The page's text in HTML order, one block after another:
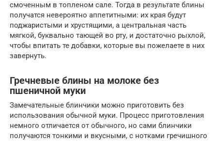
смоченным в топленом сале. Тогда в результате блины
получатся невероятно аппетитными: их края будут
поджаристыми и хрустящими, а центральная часть
мягкой, буквально тающей во рту, и достаточно рыхлой,
чтобы впитать те добавки, которые вы пожелаете в них
завернуть.
Гречневые блины на молоке без
пшеничной муки
Замечательные блинчики можно приготовить без
использования обычной муки. Процесс приготовления
немного отличается от обычного, но сами блинчики
получаются тонкими и вкусными, с нотками гречишного